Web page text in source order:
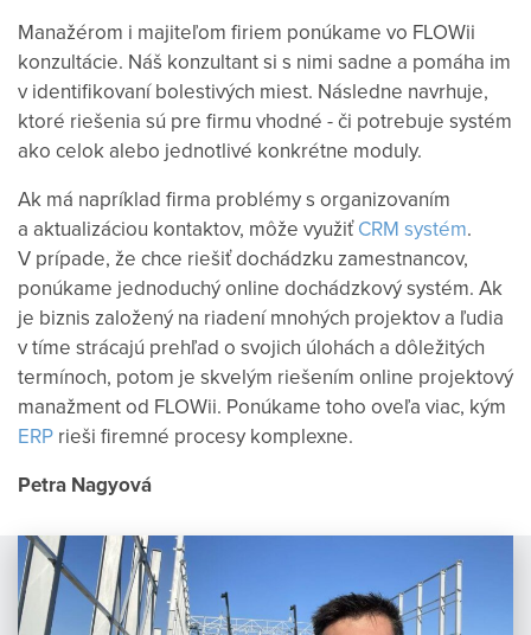
Manažérom i majiteľom firiem ponúkame vo FLOWii
konzultácie. Náš konzultant si s nimi sadne a pomáha im
v identifikovaní bolestivých miest. Následne navrhuje,
ktoré riešenia sú pre firmu vhodné - či potrebuje systém
ako celok alebo jednotlivé konkrétne moduly.
Ak má napríklad firma problémy s organizovaním
a aktualizáciou kontaktov, môže využiťCRM systém.
V prípade, že chce riešiť dochádzku zamestnancov,
ponúkame jednoduchý online dochádzkový systém. Ak
je biznis založený na riadení mnohých projektov a ľudia
v tíme strácajú prehľad o svojich úlohách a dôležitých
termínoch, potom je skvelým riešením online projektový
manažment od FLOWii. Ponúkame toho oveľa viac, kým
ERP rieši firemné procesy komplexne.
Petra Nagyová